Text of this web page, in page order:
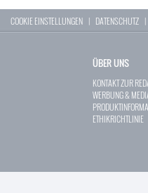
COOKIE EINSTELLUNGEN | DATENSCHUTZ |
ÜBER UNS
KONTAKT ZUR
WERBUNG &
ETHIKRICHTLINIE